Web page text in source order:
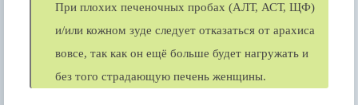
При плохих печеночных пробах (АЛТ, АСТ, ЩФ)
и/или кожном зуде следует отказаться от арахиса
вовсе, так как он ещё больше будет нагружать и
без того страдающую печень женщины.